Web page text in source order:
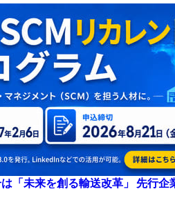
「未来を創る輸送改革」 先行